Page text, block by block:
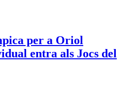
per a Oriol
entra als Jocs del